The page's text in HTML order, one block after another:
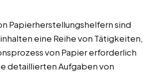
Papierherstellungshelfern sind
eine Reihe von Tätigkeiten,
von Papier erforderlich
detaillierten Aufgaben von